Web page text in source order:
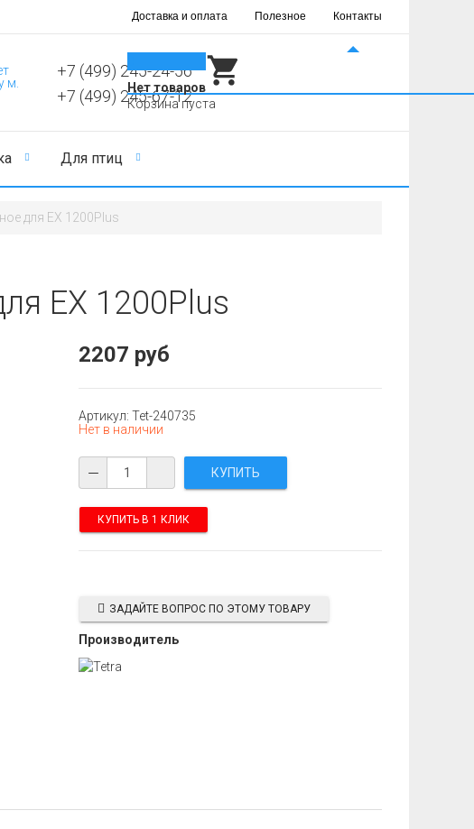
Доставка и оплата Полезное Контакты
+7 (499) 245-24-56
+7 (499) 245-67-12
Нет товаров
Корзина пуста
Для птиц
для EX 1200Plus
EX 1200Plus
2207 руб
Артикул: Tet-240735
Нет в наличии
КУПИТЬ В 1 КЛИК
ЗАДАЙТЕ ВОПРОС ПО ЭТОМУ ТОВАРУ
Производитель